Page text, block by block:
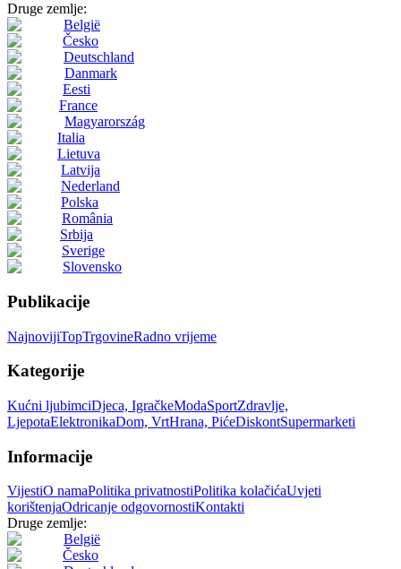
Druge zemlje:
België
Česko
Deutschland
Danmark
Eesti
France
Magyarország
Italia
Lietuva
Latvija
Nederland
Polska
România
Srbija
Sverige
Slovensko
Publikacije
NajnovijiTopTrgovineRadno vrijeme
Kategorije
Kućni ljubimciDjeca, IgračkeModaSportZdravlje,
LjepotaElektronikaDom, VrtHrana, PićeDiskontSupermarketi
Informacije
VijestiO namaPolitika privatnostiPolitika kolačićaUvjeti
korištenjaOdricanje odgovornostiKontakti
Druge zemlje:
België
Česko